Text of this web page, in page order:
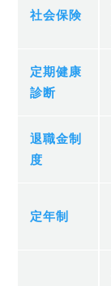
社会保険
定期健康
診断
退職金制
度
定年制